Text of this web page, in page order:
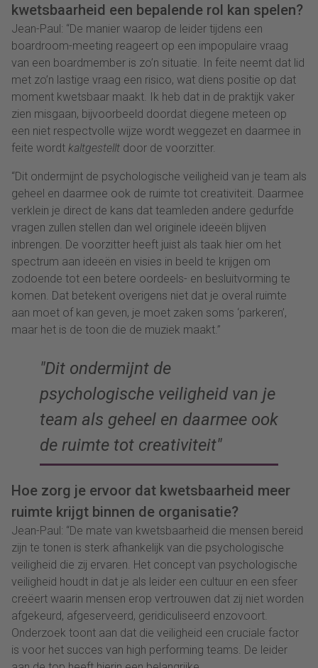
kwetsbaarheid een bepalende rol kan spelen?
Jean-Paul: “De manier waarop de leider tijdens een
boardroom-meeting reageert op een impopulaire vraag
van een boardmember is zo’n situatie. In feite neemt dat lid
met zo’n lastige vraag een risico, wat diens positie op dat
moment kwetsbaar maakt. Ik heb dat in de praktijk vaker
zien misgaan, bijvoorbeeld doordat diegene meteen op
een niet respectvolle wijze wordt weggezet en daarmee in
feite wordt kaltgestellt door de voorzitter.
“Dit ondermijnt de psychologische veiligheid van je team als
geheel en daarmee ook de ruimte tot creativiteit. Daarmee
verklein je direct de kans dat teamleden andere gedurfde
vragen zullen stellen dan wel originele ideeën blijven
inbrengen. De voorzitter heeft juist als taak hier om het
spectrum aan ideeën en visies in beeld te krijgen om
zodoende tot een betere oordeels- en besluitvorming te
komen. Dat betekent overigens niet dat je overal ruimte
aan moet of kan geven, je moet zaken soms ‘parkeren’,
maar het is de toon die de muziek maakt.”
Dit ondermijnt de
psychologische veiligheid van je
team als geheel en daarmee ook
de ruimte tot creativiteit
Hoe zorg je ervoor dat kwetsbaarheid meer
ruimte krijgt binnen de organisatie?
Jean-Paul: “De mate van kwetsbaarheid die mensen bereid
zijn te tonen is sterk afhankelijk van die psychologische
veiligheid die zij ervaren. Het concept van psychologische
veiligheid houdt in dat je als leider een cultuur en een sfeer
creëert waarin mensen erop vertrouwen dat zij niet worden
afgekeurd, afgeserveerd, geridiculiseerd enzovoort.
Onderzoek toont aan dat die veiligheid een cruciale factor
is voor het succes van high performing teams. De leider